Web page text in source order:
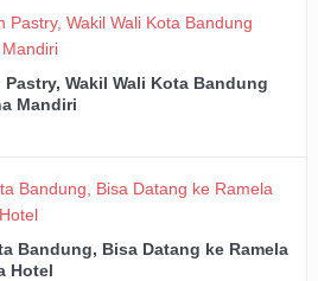
Wakil Wali Kota Bandung
Mandiri
Bandung, Bisa Datang ke Ramela
Hotel